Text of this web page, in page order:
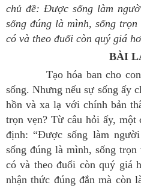
chủ đề: Được sống làm
sống đúng là mình, sống
có và theo đuổi còn quý giá
BÀI
Tạo hóa ban cho con
sống. Nhưng nếu sự sống ấy
hồn và xa lạ với chính bản
trọn vẹn? Từ câu hỏi ấy, một
định: “Được sống làm
sống đúng là mình, sống
có và theo đuổi còn quý giá
nhận thức đúng đắn mà còn